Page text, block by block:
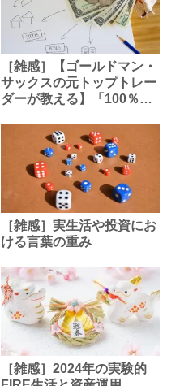
［雑感］【ゴールドマン・
サックスの元トップトレー
ダーが教える】「100％オ
に!? 資産を守る人が選ぶべ
き“4つの軸”とは？
［雑感］実生活や投資にお
ける言葉の重み
［雑感］2024年の実験的